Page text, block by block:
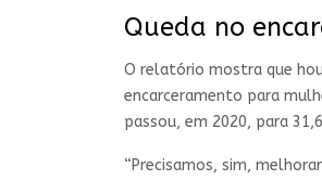
Queda no
O relatório mostra que
encarceramento para
passou, em 2020, para
“Precisamos, sim,